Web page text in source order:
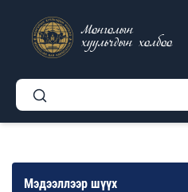
Монголын
хуульчдын холбоо
Мэдээллээр шүүх